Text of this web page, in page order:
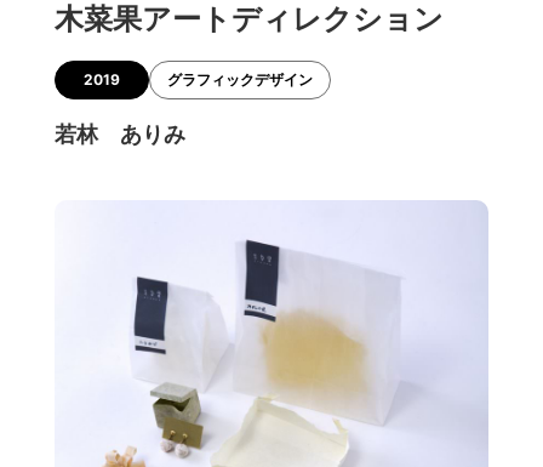
木菜果アートディレクション
2019 グラフィックデザイン
若林 ありみ